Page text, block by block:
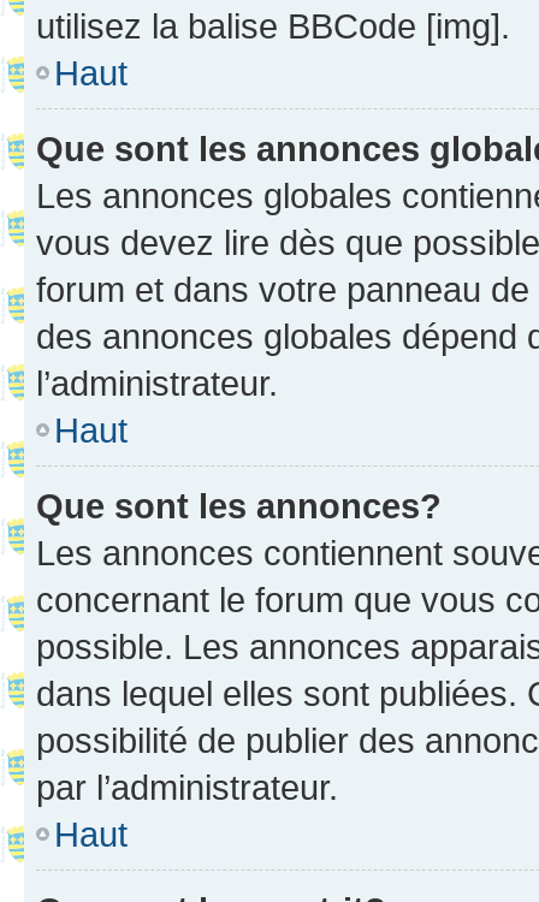
utilisez la balise BBCode [img].
Haut
Que sont les annonces
Les annonces globales
vous devez lire dès que
forum et dans votre panneau
des annonces globales dépend
l’administrateur.
Haut
Que sont les annonces?
Les annonces contiennent
concernant le forum que vous
possible. Les annonces
dans lequel elles sont publiées.
possibilité de publier des
par l’administrateur.
Haut